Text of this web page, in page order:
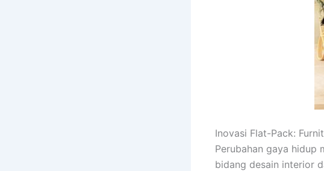
Inovasi Flat-Pack:
Perubahan gaya hidup
bidang desain interior